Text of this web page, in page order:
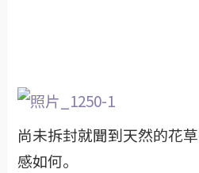
尚未拆封就聞到天然的花
感如何。